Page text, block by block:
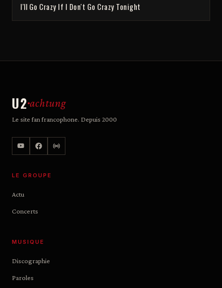
I'll Go Crazy If I Don't Go Crazy Tonight
U2 achtung
Le site fan francophone. Depuis 2000
LE GROUPE
Actu
Concerts
MUSIQUE
Discographie
Paroles